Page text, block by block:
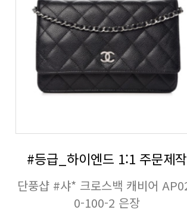
#등급_하이엔드 1:1 주문제작
0-100-2 은장